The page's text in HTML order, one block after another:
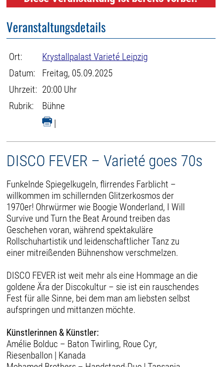
Veranstaltungsdetails
Ort:
Krystallpalast Varieté Leipzig
Datum:
Freitag, 05.09.2025
Uhrzeit: 20:00 Uhr
Rubrik:
Bühne
|
DISCO FEVER – Varieté goes 70s
Funkelnde Spiegelkugeln, flirrendes Farblicht –
willkommen im schillernden Glitzerkosmos der
1970er! Ohrwürmer wie Boogie Wonderland, I Will
Survive und Turn the Beat Around treiben das
Geschehen voran, während spektakuläre
Rollschuhartistik und leidenschaftlicher Tanz zu
einer mitreißenden Bühnenshow verschmelzen.
DISCO FEVER ist weit mehr als eine Hommage an die
goldene Ära der Discokultur – sie ist ein rauschendes
Fest für alle Sinne, bei dem man am liebsten selbst
aufspringen und mittanzen möchte.
Künstlerinnen & Künstler:
Amélie Bolduc – Baton Twirling, Roue Cyr,
Riesenballon | Kanada